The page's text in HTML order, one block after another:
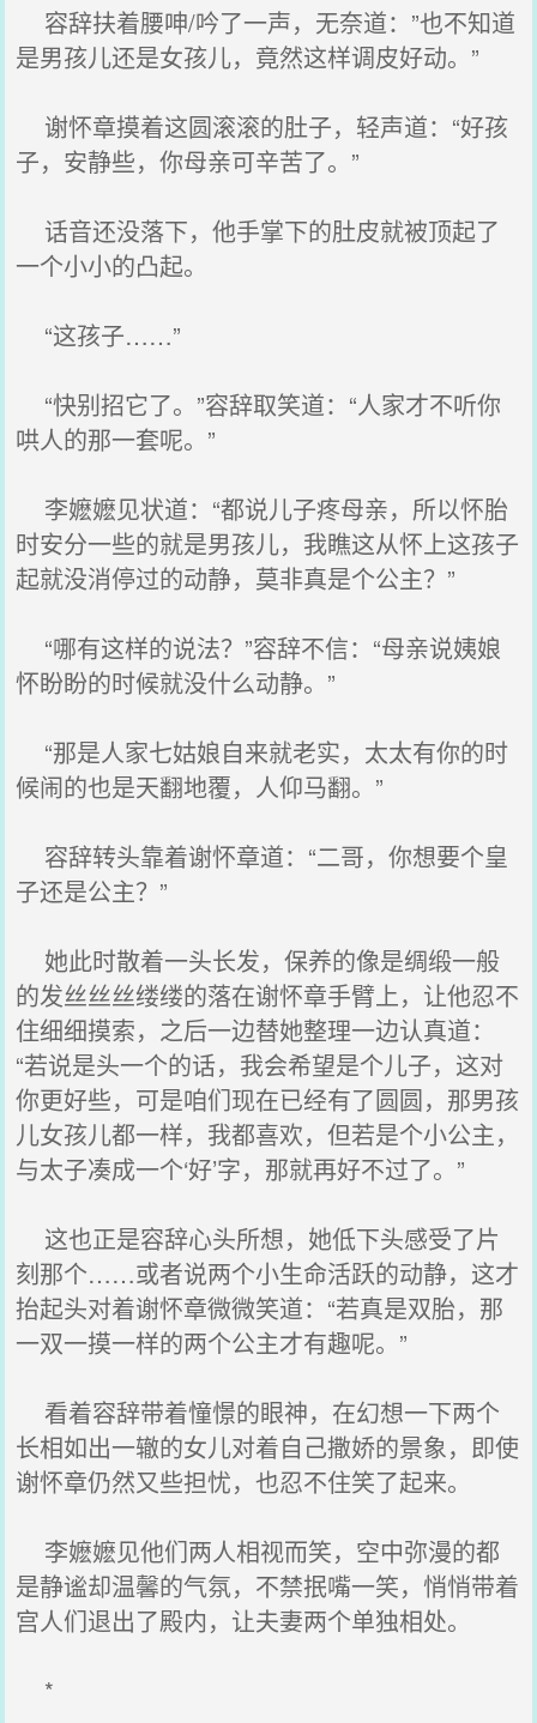
容辞扶着腰呻/吟了一声，无奈道：”也不知道
是男孩儿还是女孩儿，竟然这样调皮好动。”
谢怀章摸着这圆滚滚的肚子，轻声道：“好孩
子，安静些，你母亲可辛苦了。”
话音还没落下，他手掌下的肚皮就被顶起了
一个小小的凸起。
“这孩子……”
“快别招它了。”容辞取笑道：“人家才不听你
哄人的那一套呢。”
李嬷嬷见状道：“都说儿子疼母亲，所以怀胎
时安分一些的就是男孩儿，我瞧这从怀上这孩子
起就没消停过的动静，莫非真是个公主？”
“哪有这样的说法？”容辞不信：“母亲说姨娘
怀盼盼的时候就没什么动静。”
“那是人家七姑娘自来就老实，太太有你的时
候闹的也是天翻地覆，人仰马翻。”
容辞转头靠着谢怀章道：“二哥，你想要个皇
子还是公主？”
她此时散着一头长发，保养的像是绸缎一般
的发丝丝丝缕缕的落在谢怀章手臂上，让他忍不
住细细摸索，之后一边替她整理一边认真道：
“若说是头一个的话，我会希望是个儿子，这对
你更好些，可是咱们现在已经有了圆圆，那男孩
儿女孩儿都一样，我都喜欢，但若是个小公主，
与太子凑成一个‘好’字，那就再好不过了。”
这也正是容辞心头所想，她低下头感受了片
刻那个……或者说两个小生命活跃的动静，这才
抬起头对着谢怀章微微笑道：“若真是双胎，那
一双一摸一样的两个公主才有趣呢。”
看着容辞带着憧憬的眼神，在幻想一下两个
长相如出一辙的女儿对着自己撒娇的景象，即使
谢怀章仍然又些担忧，也忍不住笑了起来。
李嬷嬷见他们两人相视而笑，空中弥漫的都
是静谧却温馨的气氛，不禁抿嘴一笑，悄悄带着
宫人们退出了殿内，让夫妻两个单独相处。
*